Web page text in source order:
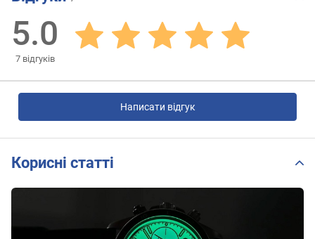
5.0
7 відгуків
Написати відгук
Корисні статті